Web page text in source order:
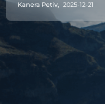
Kanera Petiv, 2025-12-21